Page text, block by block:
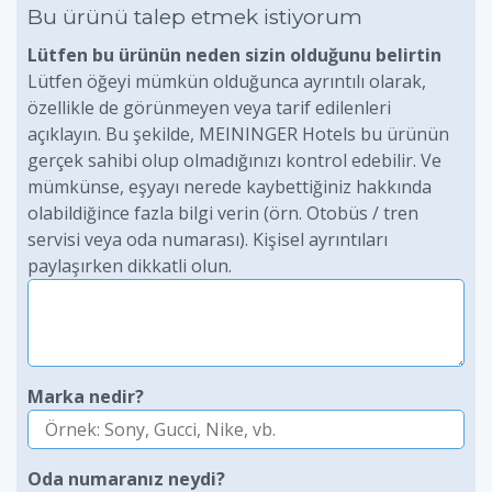
Bu ürünü talep etmek istiyorum
Lütfen bu ürünün neden sizin olduğunu belirtin
Lütfen öğeyi mümkün olduğunca ayrıntılı olarak,
özellikle de görünmeyen veya tarif edilenleri
açıklayın. Bu şekilde, MEININGER Hotels bu ürünün
gerçek sahibi olup olmadığınızı kontrol edebilir. Ve
mümkünse, eşyayı nerede kaybettiğiniz hakkında
olabildiğince fazla bilgi verin (örn. Otobüs / tren
servisi veya oda numarası). Kişisel ayrıntıları
paylaşırken dikkatli olun.
Marka nedir?
Oda numaranız neydi?